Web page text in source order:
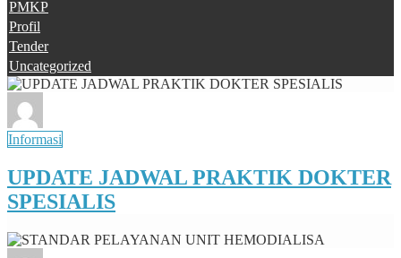
PMKP
Profil
Tender
Uncategorized
Informasi
UPDATE JADWAL PRAKTIK DOKTER
SPESIALIS